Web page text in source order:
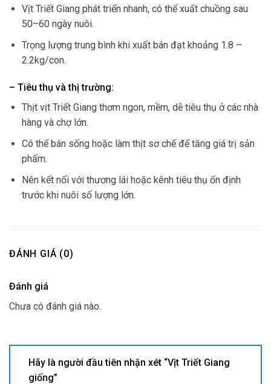
Vịt Triết Giang phát triển nhanh, có thể xuất chuồng sau
50–60 ngày nuôi.
Trọng lượng trung bình khi xuất bán đạt khoảng 1.8 –
2.2kg/con.
– Tiêu thụ và thị trường:
Thịt vịt Triết Giang thơm ngon, mềm, dễ tiêu thụ ở các nhà
hàng và chợ lớn.
Có thể bán sống hoặc làm thịt sơ chế để tăng giá trị sản
phẩm.
Nên kết nối với thương lái hoặc kênh tiêu thụ ổn định
trước khi nuôi số lượng lớn.
ĐÁNH GIÁ (0)
Đánh giá
Chưa có đánh giá nào.
Hãy là người đầu tiên nhận xét “Vịt Triết Giang
giống”